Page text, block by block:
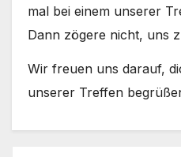
mal bei einem unserer
Dann zögere nicht, uns
Wir freuen uns darauf,
unserer Treffen